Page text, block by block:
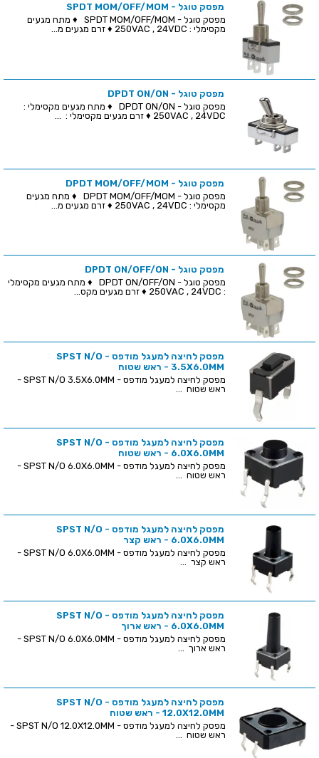
מפסק טוגל - SPDT MOM/OFF/MOM
מפסק טוגל - SPDT MOM/OFF/MOM ♦ מתח מגעים
מקסימלי : 250VAC , 24VDC ♦ זרם מגעים מ...
מפסק טוגל - DPDT ON/ON
מפסק טוגל - DPDT ON/ON ♦ מתח מגעים מקסימלי :
250VAC , 24VDC ♦ זרם מגעים מקסימלי : ...
מפסק טוגל - DPDT MOM/OFF/MOM
מפסק טוגל - DPDT MOM/OFF/MOM ♦ מתח מגעים
מקסימלי : 250VAC , 24VDC ♦ זרם מגעים מ...
מפסק טוגל - DPDT ON/OFF/ON
מפסק טוגל - DPDT ON/OFF/ON ♦ מתח מגעים מקסימלי
: 250VAC , 24VDC ♦ זרם מגעים מקס...
מפסק לחיצה למעגל מודפס - SPST N/O
3.5X6.0MM - ראש שטוח
מפסק לחיצה למעגל מודפס - SPST N/O 3.5X6.0MM -
ראש שטוח ...
מפסק לחיצה למעגל מודפס - SPST N/O
6.0X6.0MM - ראש שטוח
מפסק לחיצה למעגל מודפס - SPST N/O 6.0X6.0MM -
ראש שטוח ...
מפסק לחיצה למעגל מודפס - SPST N/O
6.0X6.0MM - ראש קצר
מפסק לחיצה למעגל מודפס - SPST N/O 6.0X6.0MM -
ראש קצר ...
מפסק לחיצה למעגל מודפס - SPST N/O
6.0X6.0MM - ראש ארוך
מפסק לחיצה למעגל מודפס - SPST N/O 6.0X6.0MM -
ראש ארוך ...
מפסק לחיצה למעגל מודפס - SPST N/O
12.0X12.0MM - ראש שטוח
מפסק לחיצה למעגל מודפס - SPST N/O 12.0X12.0MM -
ראש שטוח ...